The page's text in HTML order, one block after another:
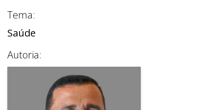
Tema:
Saúde
Autoria: